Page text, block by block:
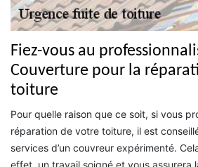
Fiez-vous au
Couverture pour la
toiture
Pour quelle raison que ce soit, si vous
réparation de votre toiture, il est
services d’un couvreur expérimenté.